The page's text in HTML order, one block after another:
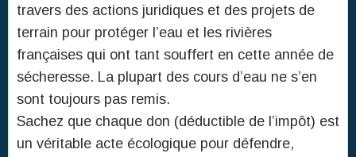
travers des actions juridiques et des projets de
terrain pour protéger l’eau et les rivières
françaises qui ont tant souffert en cette année de
sécheresse. La plupart des cours d’eau ne s’en
sont toujours pas remis.
Sachez que chaque don (déductible de l’impôt) est
un véritable acte écologique pour défendre,